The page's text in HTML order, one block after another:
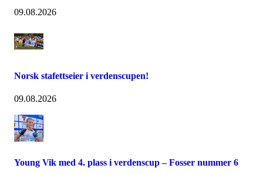
09.08.2026
Norsk stafettseier i verdenscupen!
09.08.2026
Young Vik med 4. plass i verdenscup – Fosser nummer 6